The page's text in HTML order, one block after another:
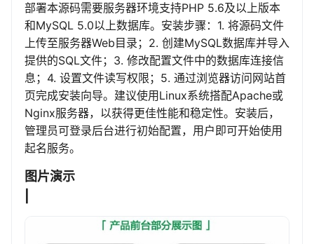
部署本源码需要服务器环境支持PHP 5.6及以上版本
和MySQL 5.0以上数据库。安装步骤：1. 将源码文件
上传至服务器Web目录；2. 创建MySQL数据库并导入
提供的SQL文件；3. 修改配置文件中的数据库连接信
息；4. 设置文件读写权限；5. 通过浏览器访问网站首
页完成安装向导。建议使用Linux系统搭配Apache或
Nginx服务器，以获得更佳性能和稳定性。安装后，
管理员可登录后台进行初始配置，用户即可开始使用
起名服务。
图片演示